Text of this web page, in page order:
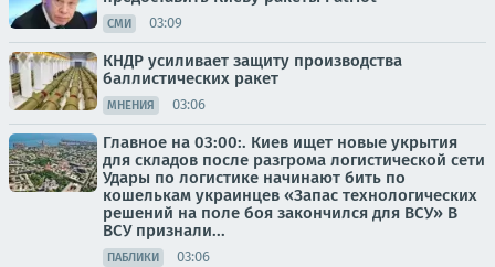
СМИ 03:09
КНДР усиливает защиту производства
баллистических ракет
МНЕНИЯ 03:06
Главное на 03:00:. Киев ищет новые укрытия
для складов после разгрома логистической сети
Удары по логистике начинают бить по
кошелькам украинцев «Запас технологических
решений на поле боя закончился для ВСУ» В
ВСУ признали...
ПАБЛИКИ 03:06